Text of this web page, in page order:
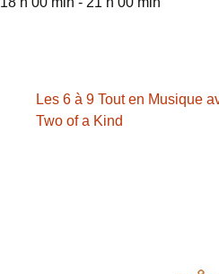
Les 6 à 9 Tout en Musique
Two of a Kind